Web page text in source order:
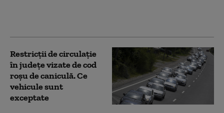
Restricţii de circulaţie
în județe vizate de cod
roşu de caniculă. Ce
vehicule sunt
exceptate